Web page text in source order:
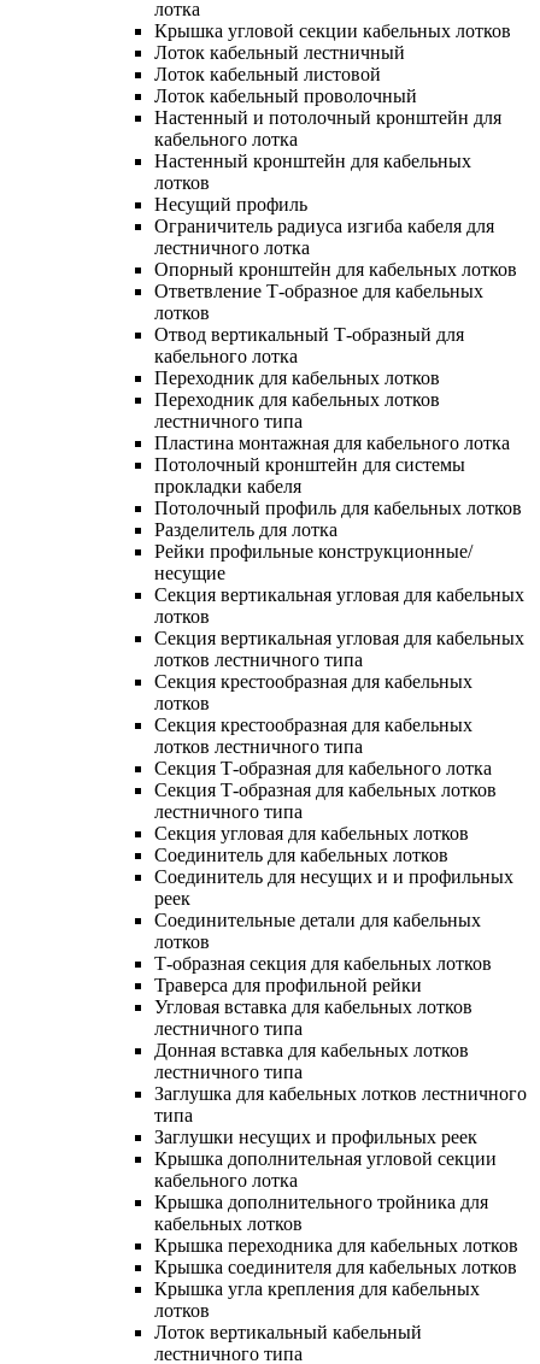
лотка
Крышка угловой секции кабельных лотков
Лоток кабельный лестничный
Лоток кабельный листовой
Лоток кабельный проволочный
Настенный и потолочный кронштейн для
кабельного лотка
Настенный кронштейн для кабельных
лотков
Несущий профиль
Ограничитель радиуса изгиба кабеля для
лестничного лотка
Опорный кронштейн для кабельных лотков
Ответвление Т-образное для кабельных
лотков
Отвод вертикальный Т-образный для
кабельного лотка
Переходник для кабельных лотков
Переходник для кабельных лотков
лестничного типа
Пластина монтажная для кабельного лотка
Потолочный кронштейн для системы
прокладки кабеля
Потолочный профиль для кабельных лотков
Разделитель для лотка
Рейки профильные конструкционные/
несущие
Секция вертикальная угловая для кабельных
лотков
Секция вертикальная угловая для кабельных
лотков лестничного типа
Секция крестообразная для кабельных
лотков
Секция крестообразная для кабельных
лотков лестничного типа
Секция Т-образная для кабельного лотка
Секция Т-образная для кабельных лотков
лестничного типа
Секция угловая для кабельных лотков
Соединитель для кабельных лотков
Соединитель для несущих и и профильных
реек
Соединительные детали для кабельных
лотков
Т-образная секция для кабельных лотков
Траверса для профильной рейки
Угловая вставка для кабельных лотков
лестничного типа
Донная вставка для кабельных лотков
лестничного типа
Заглушка для кабельных лотков лестничного
типа
Заглушки несущих и профильных реек
Крышка дополнительная угловой секции
кабельного лотка
Крышка дополнительного тройника для
кабельных лотков
Крышка переходника для кабельных лотков
Крышка соединителя для кабельных лотков
Крышка угла крепления для кабельных
лотков
Лоток вертикальный кабельный
лестничного типа